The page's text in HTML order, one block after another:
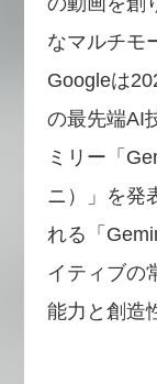
なマルチモ
Googleは
の最先端AI
ミリー「
ニ）」を発
れる「
イティブの
能力と創造